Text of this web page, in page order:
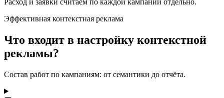
Эффективная контекстная реклама
Что входит в настройку контекстной
рекламы?
Состав работ по кампаниям: от семантики до отчёта.